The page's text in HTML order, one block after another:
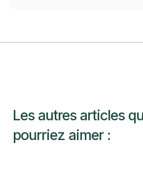
Les autres articles
pourriez aimer :